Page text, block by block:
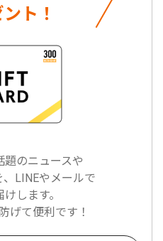
ト！
題のニュースや
LINEやメールで
します。
げて便利です！